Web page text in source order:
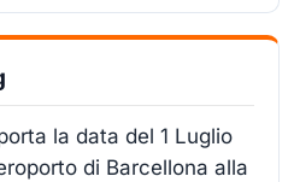
la data del 1 Luglio
di Barcellona alla